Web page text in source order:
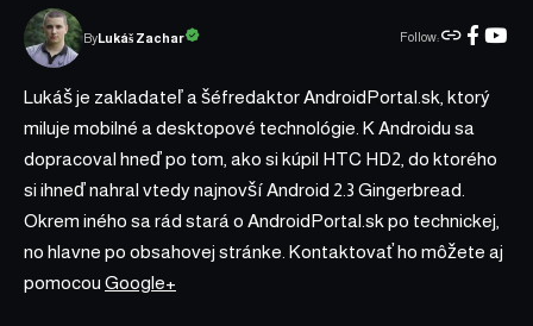
ByLukáš Zachar Follow:
Lukáš je zakladateľ a šéfredaktor AndroidPortal.sk, ktorý
miluje mobilné a desktopové technológie. K Androidu sa
dopracoval hneď po tom, ako si kúpil HTC HD2, do ktorého
si ihneď nahral vtedy najnovší Android 2.3 Gingerbread.
Okrem iného sa rád stará o AndroidPortal.sk po technickej,
no hlavne po obsahovej stránke. Kontaktovať ho môžete aj
pomocou Google+